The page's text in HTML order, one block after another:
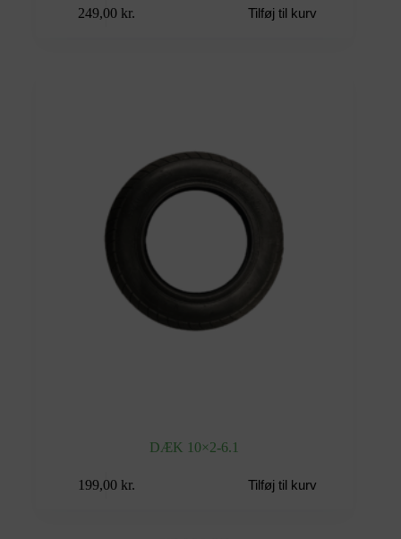
249,00 kr. Tilføj til kurv
DÆK 10×2-6.1
199,00 kr. Tilføj til kurv